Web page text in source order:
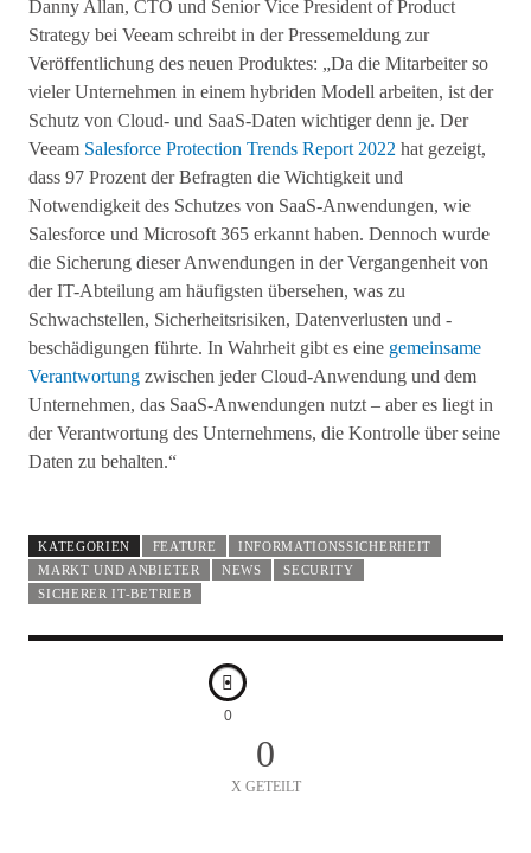
Danny Allan, CTO und Senior Vice President of Product
Strategy bei Veeam schreibt in der Pressemeldung zur
Veröffentlichung des neuen Produktes: „Da die Mitarbeiter so
vieler Unternehmen in einem hybriden Modell arbeiten, ist der
Schutz von Cloud- und SaaS-Daten wichtiger denn je. Der
Veeam Salesforce Protection Trends Report 2022 hat gezeigt,
dass 97 Prozent der Befragten die Wichtigkeit und
Notwendigkeit des Schutzes von SaaS-Anwendungen, wie
Salesforce und Microsoft 365 erkannt haben. Dennoch wurde
die Sicherung dieser Anwendungen in der Vergangenheit von
der IT-Abteilung am häufigsten übersehen, was zu
Schwachstellen, Sicherheitsrisiken, Datenverlusten und -
beschädigungen führte. In Wahrheit gibt es eine gemeinsame
Verantwortung zwischen jeder Cloud-Anwendung und dem
Unternehmen, das SaaS-Anwendungen nutzt – aber es liegt in
der Verantwortung des Unternehmens, die Kontrolle über seine
Daten zu behalten.“
KATEGORIEN FEATURE
INFORMATIONSSICHERHEIT
MARKT UND ANBIETER
NEWS
SECURITY
SICHERER IT-BETRIEB
0
0
X GETEILT